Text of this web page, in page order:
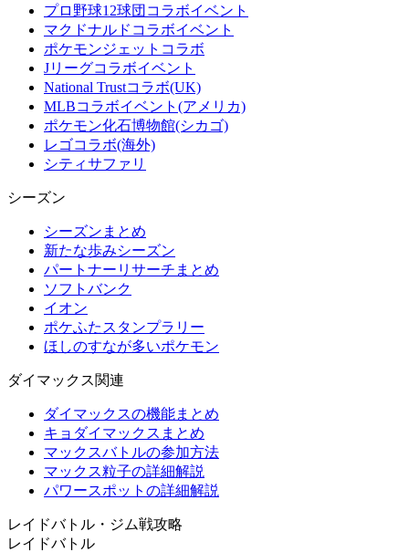
プロ野球12球団コラボイベント
マクドナルドコラボイベント
ポケモンジェットコラボ
Jリーグコラボイベント
National Trustコラボ(UK)
MLBコラボイベント(アメリカ)
ポケモン化石博物館(シカゴ)
レゴコラボ(海外)
シティサファリ
シーズン
シーズンまとめ
新たな歩みシーズン
パートナーリサーチまとめ
ソフトバンク
イオン
ポケふたスタンプラリー
ほしのすなが多いポケモン
ダイマックス関連
ダイマックスの機能まとめ
キョダイマックスまとめ
マックスバトルの参加方法
マックス粒子の詳細解説
パワースポットの詳細解説
レイドバトル・ジム戦攻略
レイドバトル